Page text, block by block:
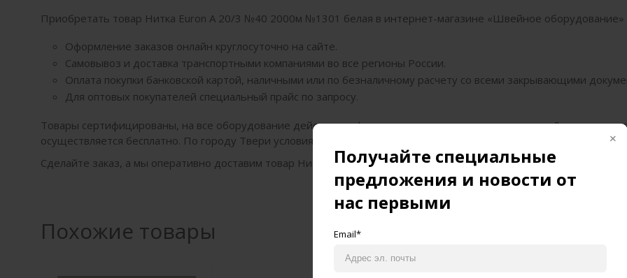
Получайте специальные
предложения и новости от
нас первыми
Email*
Приобретать товар Нитка Euron A 20/3 №40 2000м №1301 белая в интернет-магазине «Швейное оборудование»
Оформление заказов онлайн круглосуточно на сайте.
Самовывоз и доставка транспортными компаниями во все регионы России.
Оплата покупки банковской картой, наличными или по безналичному расчету со всеми закрывающими
Для оптовых покупателей специальный прайс по запросу.
Товары сертифицированы, на все оборудование действует официальная гарантия производителя. Доставка
осуществляется бесплатно. По городу Твери условия доставки оговариваются в индивидуальном порядке.
Сделайте заказ, а мы оперативно доставим товар Нитка Euron A 20/3 №40 2000м №1301 белая в любой регион
Похожие товары